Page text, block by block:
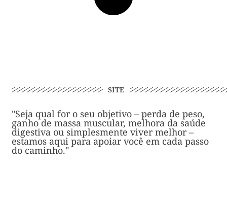
SITE
"Seja qual for o seu objetivo – perda de peso,
ganho de massa muscular, melhora da saúde
digestiva ou simplesmente viver melhor –
estamos aqui para apoiar você em cada passo
do caminho."